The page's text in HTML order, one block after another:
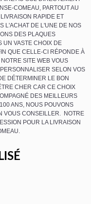
COMEAU, PARTOUT AU
RAPIDE ET
L'ACHAT DE L'UNE DE NOS
DES PLAQUES
UN VASTE CHOIX DE
QUE CELLE-CI RÉPONDE À
SITE WEB VOUS
SELON VOS
DÉTERMINER LE BON
CHER CAR CE CHOIX
DES MEILLEURS
ANS, NOUS POUVONS
VOUS CONSEILLER. NOTRE
POUR LA LIVRAISON